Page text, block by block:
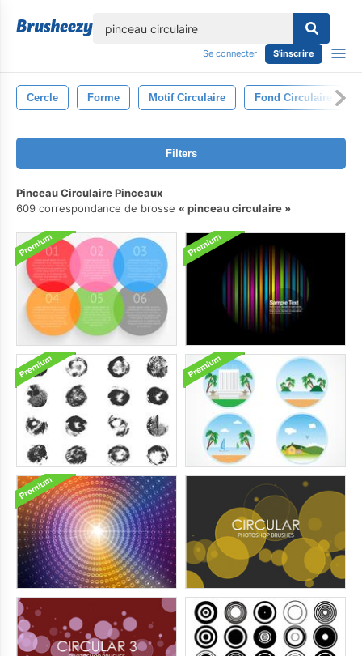
Se connecter S'inscrire
Cercle Forme Motif Circulaire Fond Circulaire
Filters
Pinceau Circulaire Pinceaux
609 correspondance de brosse
pinceau circulaire